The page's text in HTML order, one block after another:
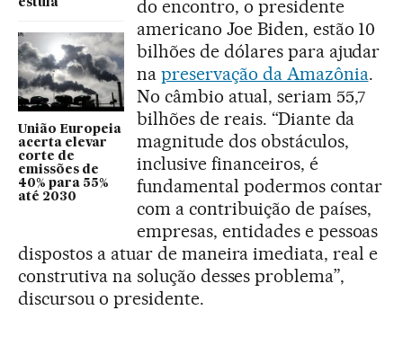
estufa
União Europeia
acerta elevar
corte de
emissões de
40% para 55%
até 2030
do encontro, o presidente
americano Joe Biden, estão 10
bilhões de dólares para ajudar
na preservação da Amazônia.
No câmbio atual, seriam 55,7
bilhões de reais. “Diante da
magnitude dos obstáculos,
inclusive financeiros, é
fundamental podermos contar
com a contribuição de países,
empresas, entidades e pessoas
dispostos a atuar de maneira imediata, real e
construtiva na solução desses problema”,
discursou o presidente.